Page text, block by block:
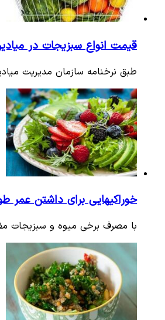
قیمت انواع سبزیجات در
طبق نرخنامه سازمان مدیریت
خوراکیهایی برای داشتن عمر
با مصرف برخی میوه و سبزیجات